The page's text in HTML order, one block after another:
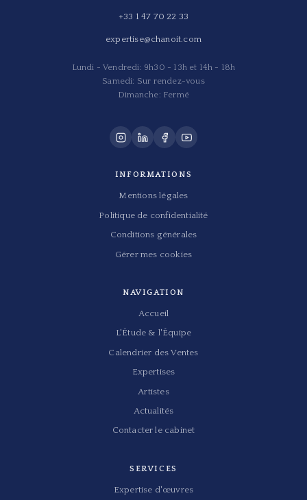
+33 1 47 70 22 33
expertise@chanoit.com
Lundi - Vendredi: 9h30 - 13h et 14h - 18h
Samedi: Sur rendez-vous
Dimanche: Fermé
INFORMATIONS
Mentions légales
Politique de confidentialité
Conditions générales
Gérer mes cookies
NAVIGATION
Accueil
L'Étude & l'Équipe
Calendrier des Ventes
Expertises
Artistes
Actualités
Contacter le cabinet
SERVICES
Expertise d'œuvres